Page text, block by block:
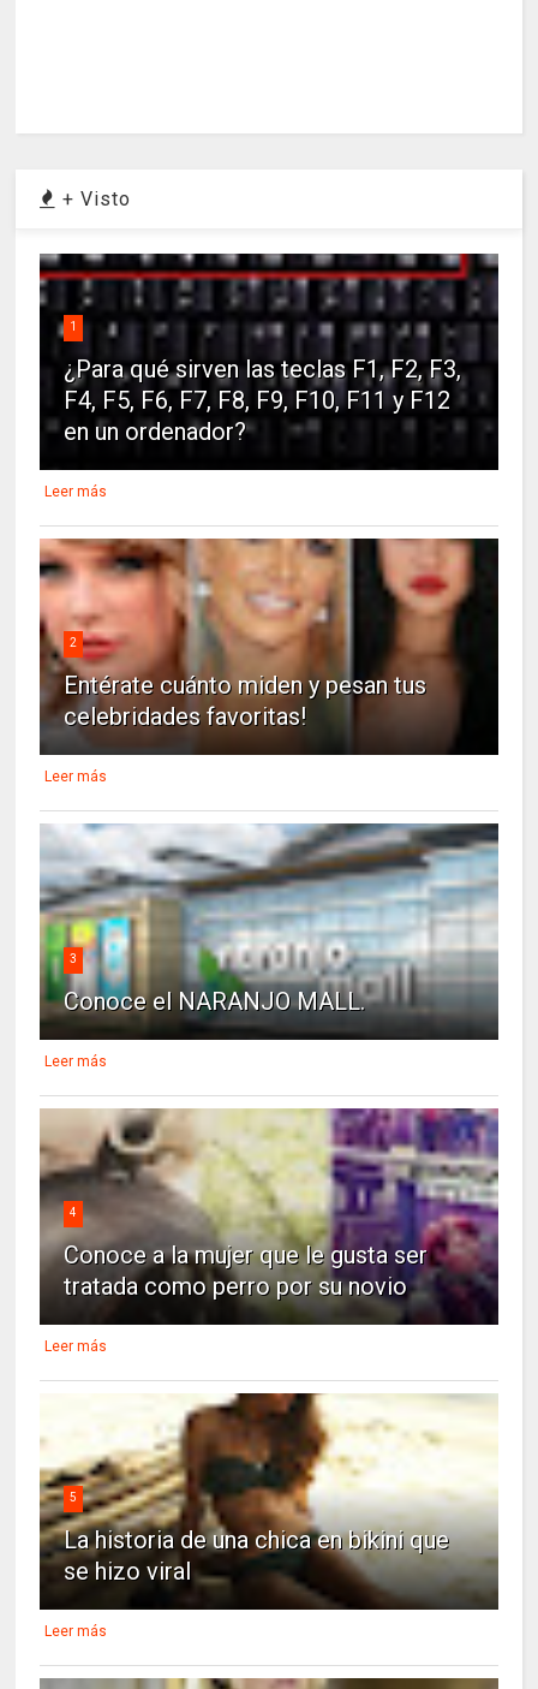
+ Visto
1
¿Para qué sirven las teclas F1, F2, F3,
F4, F5, F6, F7, F8, F9, F10, F11 y F12
en un ordenador?
Leer más
2
Entérate cuánto miden y pesan tus
celebridades favoritas!
Leer más
3
Conoce el NARANJO MALL.
Leer más
4
Conoce a la mujer que le gusta ser
tratada como perro por su novio
Leer más
5
La historia de una chica en bikini que
se hizo viral
Leer más